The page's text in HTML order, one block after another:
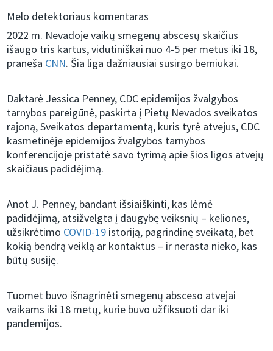
Melo detektoriaus komentaras
2022 m. Nevadoje vaikų smegenų abscesų skaičius
išaugo tris kartus, vidutiniškai nuo 4-5 per metus iki 18,
praneša CNN. Šia liga dažniausiai susirgo berniukai.
Daktarė Jessica Penney, CDC epidemijos žvalgybos
tarnybos pareigūnė, paskirta į Pietų Nevados sveikatos
rajoną, Sveikatos departamentą, kuris tyrė atvejus, CDC
kasmetinėje epidemijos žvalgybos tarnybos
konferencijoje pristatė savo tyrimą apie šios ligos atvejų
skaičiaus padidėjimą.
Anot J. Penney, bandant išsiaiškinti, kas lėmė
padidėjimą, atsižvelgta į daugybę veiksnių – keliones,
užsikrėtimo COVID-19 istoriją, pagrindinę sveikatą, bet
kokią bendrą veiklą ar kontaktus – ir nerasta nieko, kas
būtų susiję.
Tuomet buvo išnagrinėti smegenų absceso atvejai
vaikams iki 18 metų, kurie buvo užfiksuoti dar iki
pandemijos.